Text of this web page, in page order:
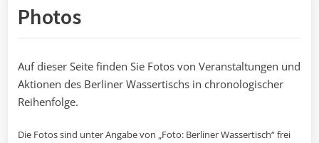
Photos
Auf dieser Seite finden Sie Fotos von Veranstaltungen und
Aktionen des Berliner Wassertischs in chronologischer
Reihenfolge.
Die Fotos sind unter Angabe von „Foto: Berliner Wassertisch“ frei